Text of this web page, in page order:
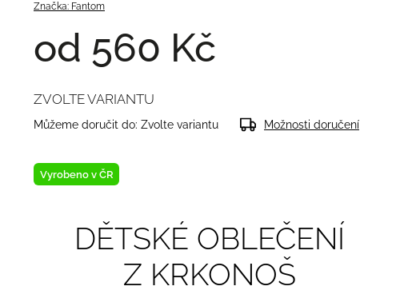
Značka: Fantom
od 560 Kč
Vyrobeno v ČR
DĚTSKÉ OBLEČENÍ
Z KRKONOŠ
ZVOLTE VARIANTU
Můžeme doručit do: Zvolte variantu Možnosti doručení